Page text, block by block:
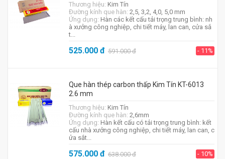
Thương hiệu: Kim Tín
Đường kính que hàn: 2,5, 3,2, 4,0, 5,0 mm
Ứng dụng: Hàn các kết cấu tải trọng trung bình: nh
à xưởng công nghiệp, chi tiết máy, lan can, cửa sắ
t...
525.000đ 591.000đ - 11%
Que hàn thép carbon thấp Kim Tín KT-6013
2.6 mm
Thương hiệu: Kim Tín
Đường kính que hàn: 2,6mm
Ứng dụng: Hàn kết cấu có tải trọng trung bình: kết
cấu nhà xưởng công nghiệp, chi tiết máy, lan can, c
ửa sắt...
575.000đ 638.000đ - 10%